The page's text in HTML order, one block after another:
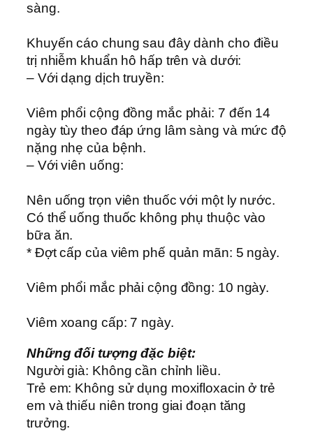
sàng.
Khuyến cáo chung sau đây dành cho điều
trị nhiễm khuẩn hô hấp trên và dưới:
– Với dạng dịch truyền:
Viêm phổi cộng đồng mắc phải: 7 đến 14
ngày tùy theo đáp ứng lâm sàng và mức độ
nặng nhẹ của bệnh.
– Với viên uống:
Nên uống trọn viên thuốc với một ly nước.
Có thể uống thuốc không phụ thuộc vào
bữa ăn.
* Ðợt cấp của viêm phế quản mãn: 5 ngày.
Viêm phổi mắc phải cộng đồng: 10 ngày.
Viêm xoang cấp: 7 ngày.
Những đối tượng đặc biệt:
Người già: Không cần chỉnh liều.
Trẻ em: Không sử dụng moxifloxacin ở trẻ
em và thiếu niên trong giai đoạn tăng
trưởng.